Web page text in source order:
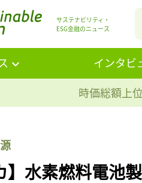
サステナビリティ・
ESG金融のニュース
インタビ
時価総額上
】水素燃料電池